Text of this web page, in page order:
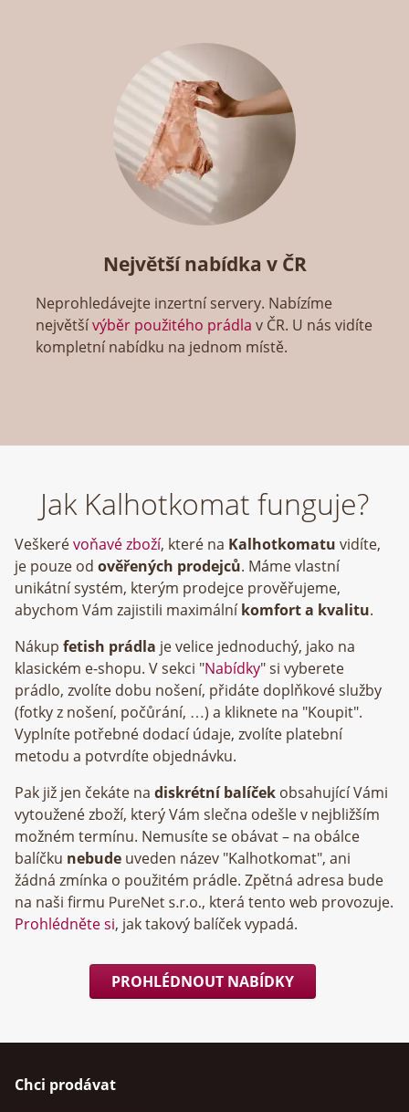
Největší nabídka v ČR
Neprohledávejte inzertní servery. Nabízíme
největšívýběr použitého prádla v ČR. U nás vidíte
kompletní nabídku na jednom místě.
Jak Kalhotkomat funguje?
Veškerévoňavé zboží, které na Kalhotkomatu vidíte,
je pouze od ověřených prodejců. Máme vlastní
unikátní systém, kterým prodejce prověřujeme,
abychom Vám zajistili maximálníkomfort a kvalitu.
Nákup fetish prádla je velice jednoduchý, jako na
klasickém e-shopu. V sekci "Nabídky" si vyberete
prádlo, zvolíte dobu nošení, přidáte doplňkové služby
(fotky z nošení, počůrání, …) a kliknete na "Koupit".
Vyplníte potřebné dodací údaje, zvolíte platební
metodu a potvrdíte objednávku.
Pak již jen čekáte na diskrétní balíček obsahující Vámi
vytoužené zboží, který Vám slečna odešle v nejbližším
možném termínu. Nemusíte se obávat – na obálce
balíčku nebude uveden název "Kalhotkomat", ani
žádná zmínka o použitém prádle. Zpětná adresa bude
na naši firmu
, která tento web provozuje.
Prohlédněte si, jak takový balíček vypadá.
PROHLÉDNOUT NABÍDKY
Chci prodávat